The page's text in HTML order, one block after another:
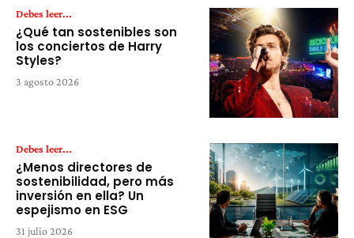
Debes leer...
¿Qué tan sostenibles son
los conciertos de Harry
Styles?
3 agosto 2026
Debes leer...
¿Menos directores de
sostenibilidad, pero más
inversión en ella? Un
espejismo en ESG
31 julio 2026